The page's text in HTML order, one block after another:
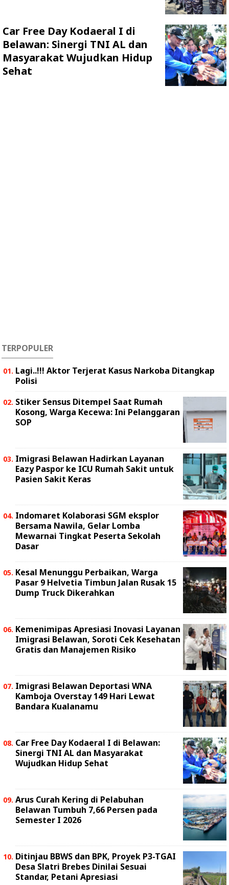
Car Free Day Kodaeral I di
Belawan: Sinergi TNI AL dan
Masyarakat Wujudkan Hidup
Sehat
TERPOPULER
Lagi..!!! Aktor Terjerat Kasus Narkoba Ditangkap
Polisi
Stiker Sensus Ditempel Saat Rumah
Kosong, Warga Kecewa: Ini Pelanggaran
SOP
Imigrasi Belawan Hadirkan Layanan
Eazy Paspor ke ICU Rumah Sakit untuk
Pasien Sakit Keras
Indomaret Kolaborasi SGM eksplor
Bersama Nawila, Gelar Lomba
Mewarnai Tingkat Peserta Sekolah
Dasar
Kesal Menunggu Perbaikan, Warga
Pasar 9 Helvetia Timbun Jalan Rusak 15
Dump Truck Dikerahkan
Kemenimipas Apresiasi Inovasi Layanan
Imigrasi Belawan, Soroti Cek Kesehatan
Gratis dan Manajemen Risiko
Imigrasi Belawan Deportasi WNA
Kamboja Overstay 149 Hari Lewat
Bandara Kualanamu
Car Free Day Kodaeral I di Belawan:
Sinergi TNI AL dan Masyarakat
Wujudkan Hidup Sehat
Arus Curah Kering di Pelabuhan
Belawan Tumbuh 7,66 Persen pada
Semester I 2026
Ditinjau BBWS dan BPK, Proyek P3-TGAI
Desa Slatri Brebes Dinilai Sesuai
Standar, Petani Apresiasi